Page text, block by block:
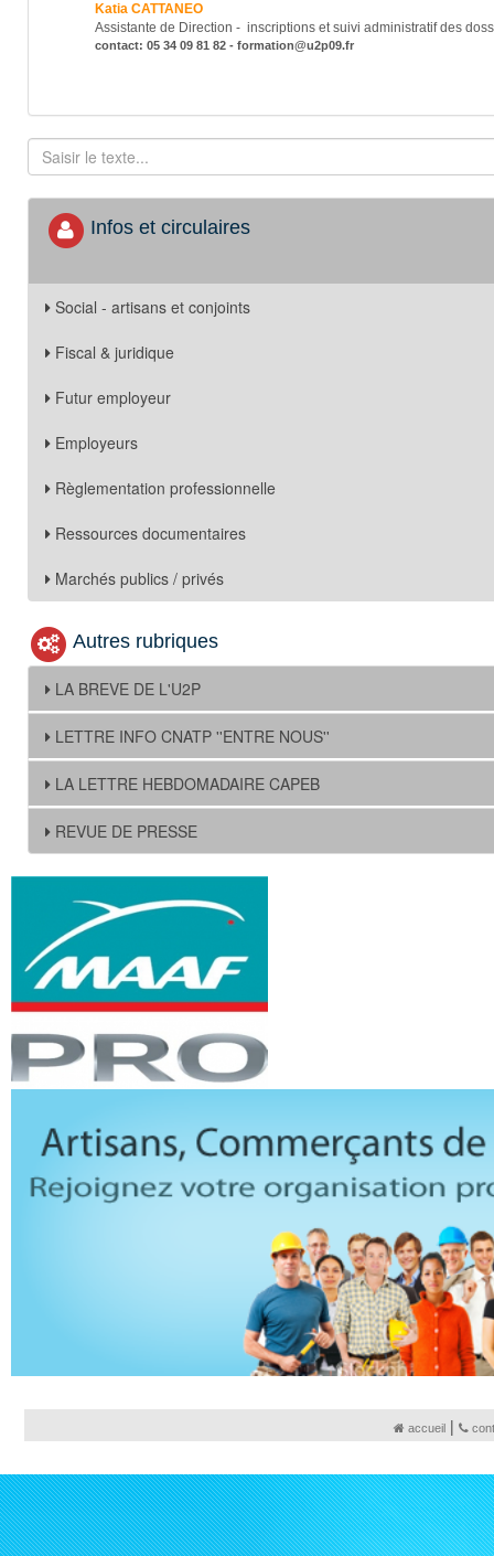
Katia CATTANEO
Assistante de Direction - inscriptions et suivi administratif des
contact: 05 34 09 81 82 - formation@u2p09.fr
Infos et circulaires
Social - artisans et conjoints
Fiscal & juridique
Futur employeur
Employeurs
Règlementation professionnelle
Ressources documentaires
Marchés publics / privés
Autres rubriques
LA BREVE DE L'U2P
LETTRE INFO CNATP ''ENTRE NOUS''
LA LETTRE HEBDOMADAIRE CAPEB
REVUE DE PRESSE
accueil|